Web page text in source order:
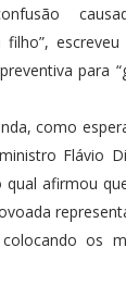
filho”,
para
como
Flávio
afirmou
os